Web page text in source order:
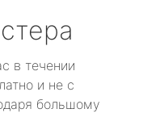
в течении
и не с
большому